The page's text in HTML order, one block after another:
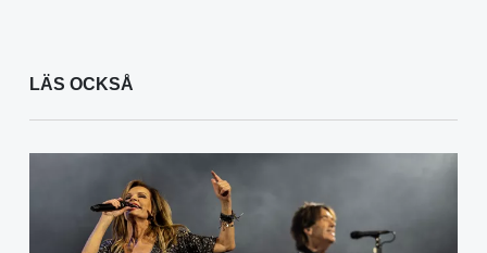
LÄS OCKSÅ